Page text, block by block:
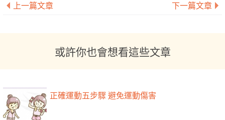
上一篇文章 下一篇文章
或許你也會想看這些文章
正確運動五步驟 避免運動傷害